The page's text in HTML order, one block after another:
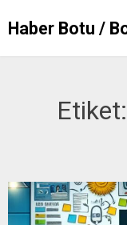
Haber Botu /
Etiket: